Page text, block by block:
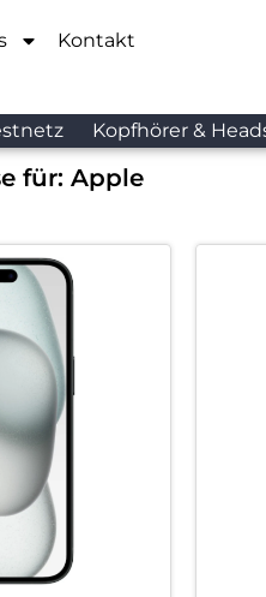
Kontakt
Kopfhörer &
für: Apple